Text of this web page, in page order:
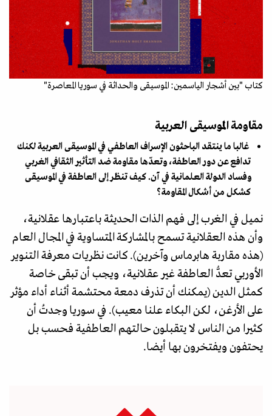
كتاب "بين أشجار الياسمين: الموسيقى والحداثة في سوريا المعاصرة"
مقاومة الموسيقى العربية
غالبا ما ينتقد الباحثون الإسراف العاطفي في الموسيقى العربية لكنك
تدافع عن دور العاطفة، وتعدّها مقاومة ضد التأثير الثقافي الغربي
وفساد الدولة العلمانية في آن. كيف تنظر إلى العاطفة في الموسيقى
كشكل من أشكال المقاومة؟
نميل في الغرب إلى فهم الذات الحديثة باعتبارها عقلانية،
وأن هذه العقلانية تسمح بالمشاركة المتساوية في المجال العام
(هذه مقاربة هابرماس وآخرين). كانت نظريات معرفة التنوير
الأوربي تعدُّ العاطفة غير عقلانية، ويجب أن تبقى خاصة
كمثل الدين (يمكنك أن تذرف دمعة محتشمة أثناء أداء مؤثر
على الأرغن، لكن البكاء علنا معيب). في سوريا وجدتُ أن
كثيرا من الناس لا يتقبلون حالتهم العاطفية فحسب بل
يحتفون ويفتخرون بها أيضا.